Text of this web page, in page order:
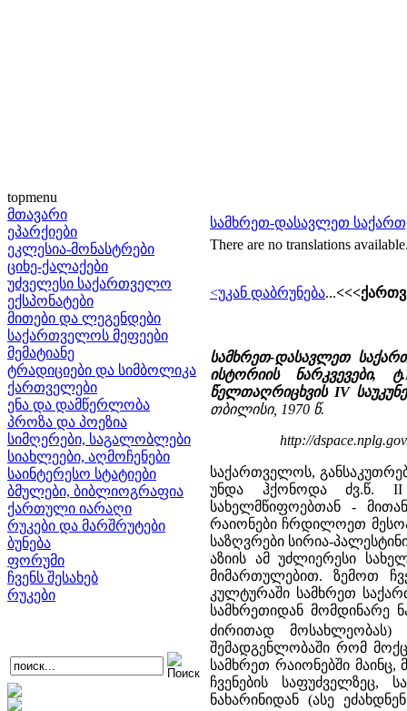
topmenu
მთავარი
ეპარქიები
ეკლესია-მონასტრები
ციხე-ქალაქები
უძველესი საქართველო
ექსპონატები
მითები და ლეგენდები
საქართველოს მეფეები
მემატიანე
ტრადიციები და სიმბოლიკა
ქართველები
ენა და დამწერლობა
პროზა და პოეზია
სიმღერები, საგალობლები
სიახლეები, აღმოჩენები
საინტერესო სტატიები
ბმულები, ბიბლიოგრაფია
ქართული იარაღი
რუკები და მარშრუტები
ბუნება
ფორუმი
ჩვენს შესახებ
რუკები
სამხრეთ-დასავლეთ
There are no translations
<უკან დაბრუნება...
სამხრეთ-დასავლეთ
ისტორიის
წელთაღრიცხვის IV
თბილისი, 1970 წ.
http://
საქართველოს,
უნდა ჰქონოდა ძვ.წ. II
სახელმწიფოებთან -
რაიონები ჩრდილოეთ
საზღვრები სირია-
აზიის ამ უძლიერესი
მიმართულებით. ზემოთ
კულტურაში სამხრეთ
სამხრეთიდან მომდინარე
ძირითად მოსახლეობას)
შემადგენლობაში რომ
სამხრეთ რაიონებში
ჩვენების საფუძველზეც,
ნახარინიდან (ასე